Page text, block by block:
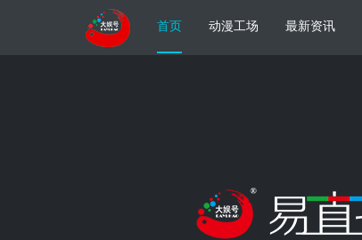
首页 动漫工场 最新资讯